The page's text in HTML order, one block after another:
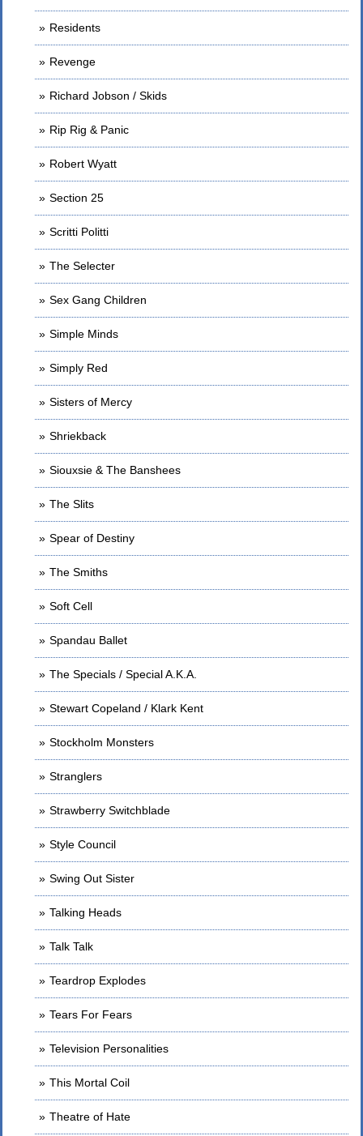
Residents
Revenge
Richard Jobson / Skids
Rip Rig & Panic
Robert Wyatt
Section 25
Scritti Politti
The Selecter
Sex Gang Children
Simple Minds
Simply Red
Sisters of Mercy
Shriekback
Siouxsie & The Banshees
The Slits
Spear of Destiny
The Smiths
Soft Cell
Spandau Ballet
The Specials / Special A.K.A.
Stewart Copeland / Klark Kent
Stockholm Monsters
Stranglers
Strawberry Switchblade
Style Council
Swing Out Sister
Talking Heads
Talk Talk
Teardrop Explodes
Tears For Fears
Television Personalities
This Mortal Coil
Theatre of Hate